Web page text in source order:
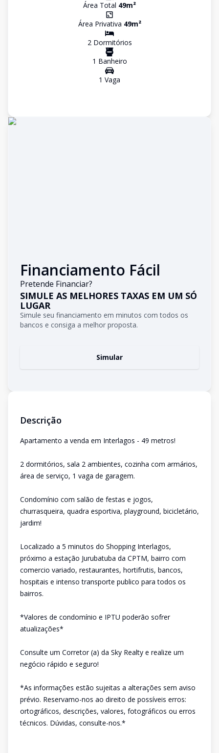
Área Total 49m²
Área Privativa 49m²
2Dormitórios
1 Banheiro
1 Vaga
Financiamento Fácil
Pretende Financiar?
SIMULE AS MELHORES TAXAS EM UM SÓ
LUGAR
Simule seu financiamento em minutos com todos os
bancos e consiga a melhor proposta.
Simular
Descrição
Apartamento a venda em Interlagos - 49 metros!
2 dormitórios, sala 2 ambientes, cozinha com armários,
área de serviço, 1 vaga de garagem.
Condomínio com salão de festas e jogos,
churrasqueira, quadra esportiva, playground, bicicletário,
jardim!
Localizado a 5 minutos do Shopping Interlagos,
próximo a estação Jurubatuba da CPTM, bairro com
comercio variado, restaurantes, hortifrutis, bancos,
hospitais e intenso transporte publico para todos os
bairros.
*Valores de condomínio e IPTU poderão sofrer
atualizações*
Consulte um Corretor (a) da Sky Realty e realize um
negócio rápido e seguro!
*As informações estão sujeitas a alterações sem aviso
prévio. Reservamo-nos ao direito de possíveis erros:
ortográficos, descrições, valores, fotográficos ou erros
técnicos. Dúvidas, consulte-nos.*